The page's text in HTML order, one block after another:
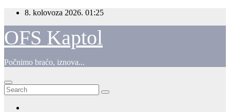
Skip
content
8. kolovoza 2026. 01:25
OFS Kaptol
Počnimo braćo, iznova...